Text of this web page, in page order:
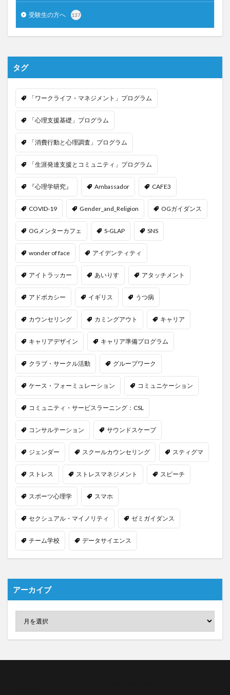
受験生の方へ 137
タグ
「ワークライフ・マネジメント」プログラム
「心理支援基礎」プログラム
「消費行動と心理調査」プログラム
「生涯発達支援とコミュニティ」プログラム
『心理学研究』 Ambassador CAFE3
COVID-19 Gender_and_Religion OGガイダンス
OGメンターカフェ S-GLAP SNS
wonder of face アイデンティティ
アイトラッカー あいりす アタッチメント
アドボカシー イギリス うつ病
カウンセリング カミングアウト キャリア
キャリアデザイン キャリア準備プログラム
クラブ・サークル活動 グループワーク
ケース・フォーミュレーション コミュニケーション
コミュニティ・サービスラーニング：CSL
コンサルテーション サウンドスケープ
ジェンダー スクールカウンセリング スティグマ
ストレス ストレスマネジメント スピーチ
スポーツ心理学 スマホ
セクシュアル・マイノリティ ゼミガイダンス
チーム学校 データサイエンス
アーカイブ